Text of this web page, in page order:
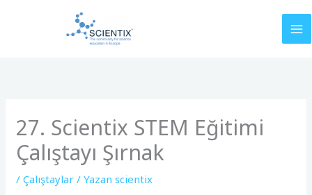
27. Scientix STEM Eğitimi
Çalıştayı Şırnak
/Çalıştaylar / Yazan scientix